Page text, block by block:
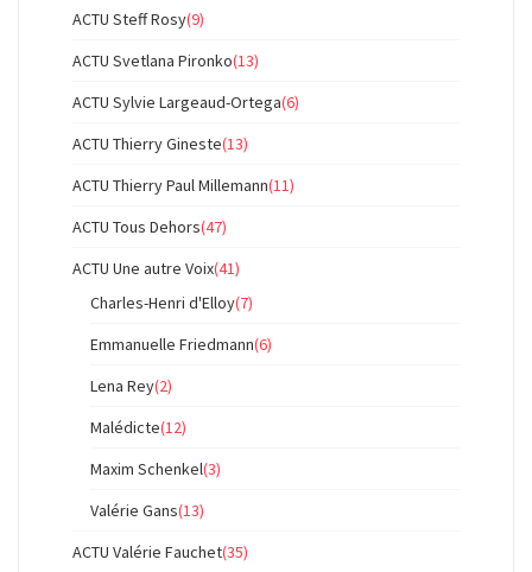
ACTU Steff Rosy(9)
ACTU Svetlana Pironko(13)
ACTU Sylvie Largeaud-Ortega(6)
ACTU Thierry Gineste(13)
ACTU Thierry Paul Millemann(11)
ACTU Tous Dehors(47)
ACTU Une autre Voix(41)
Charles-Henri d'Elloy(7)
Emmanuelle Friedmann(6)
Lena Rey(2)
Malédicte(12)
Maxim Schenkel(3)
Valérie Gans(13)
ACTU Valérie Fauchet(35)